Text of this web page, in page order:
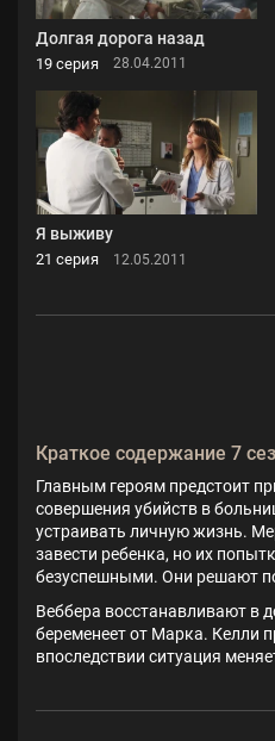
Долгая дорога назад
19 серия 28.04.2011
Я выживу
21 серия 12.05.2011
Краткое содержание 7
Главным героям предстоит
совершения убийств в
устраивать личную жизнь.
завести ребенка, но их
безуспешными. Они решают
Веббера восстанавливают в
беременеет от Марка. Келли
впоследствии ситуация